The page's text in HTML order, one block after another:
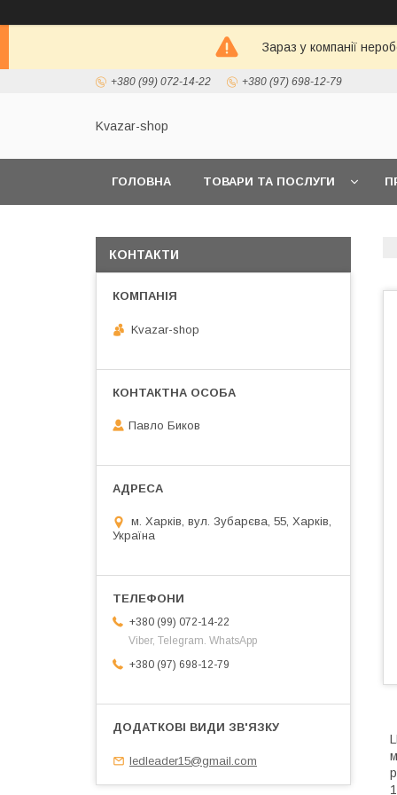
Зараз у компанії
+380 (99) 072-14-22 +380 (97) 698-12-79
Kvazar-shop
ГОЛОВНА ТОВАРИ ТА ПОСЛУГИ
КОНТАКТИ
Kvazar-shop
Павло Биков
м. Харків, вул. Зубарєва, 55, Харків,
Україна
+380 (99) 072-14-22
Viber, Telegram. WhatsApp
+380 (97) 698-12-79
ledleader15@gmail.com